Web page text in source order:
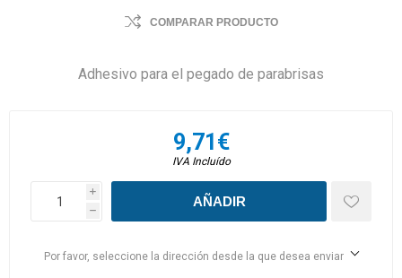
COMPARAR PRODUCTO
Adhesivo para el pegado de parabrisas
9,71€
IVA Incluído
i
h
Por favor, seleccione la dirección desde la que desea enviar